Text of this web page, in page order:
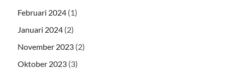
Februari 2024 (1)
Januari 2024 (2)
November 2023 (2)
Oktober 2023 (3)